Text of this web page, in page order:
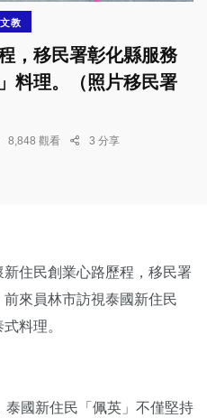
文教
，移民署彰化縣服務
料理。（照片移民署
8,848 觀看 3 分享
新住民創業心路歷程，移民署
來員林市訪視泰國新住民
料理。
國新住民「佩英」不僅堅持